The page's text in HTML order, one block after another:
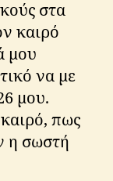
στα
καιρό
μου
να με
μου.
πως
η σωστή